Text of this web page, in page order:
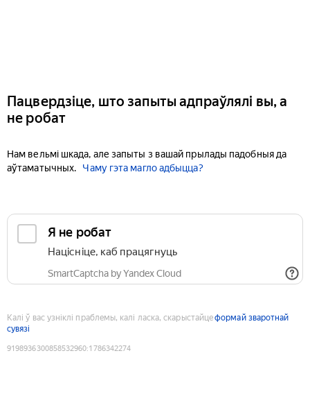
Пацвердзіце, што запыты адпраўлялі вы, а
не робат
Нам вельмі шкада, але запыты з вашай прылады падобныя да
аўтаматычных.
Чаму гэта магло адбыцца?
Я не робат
Націсніце, каб працягнуць
SmartCaptcha by Yandex Cloud
Калі ў вас узніклі праблемы, калі ласка, скарыстайцеформай зваротнай
сувязі
9198936300858532960:1786342274